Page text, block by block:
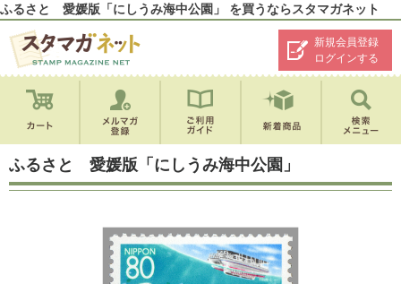
ふるさと 愛媛版「にしうみ海中公園」 を買うならスタマガネット
新規会員登録
ログインする
ふるさと 愛媛版「にしうみ海中公園」